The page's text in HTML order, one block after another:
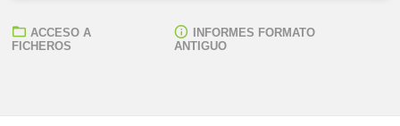
ACCESO A
FICHEROS
INFORMES FORMATO
ANTIGUO